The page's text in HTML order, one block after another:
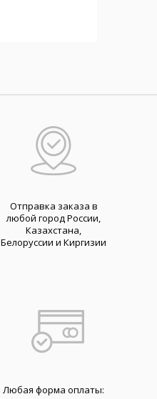
Отправка заказа в
любой город России,
Казахстана,
Белоруссии и Киргизии
Любая форма оплаты: